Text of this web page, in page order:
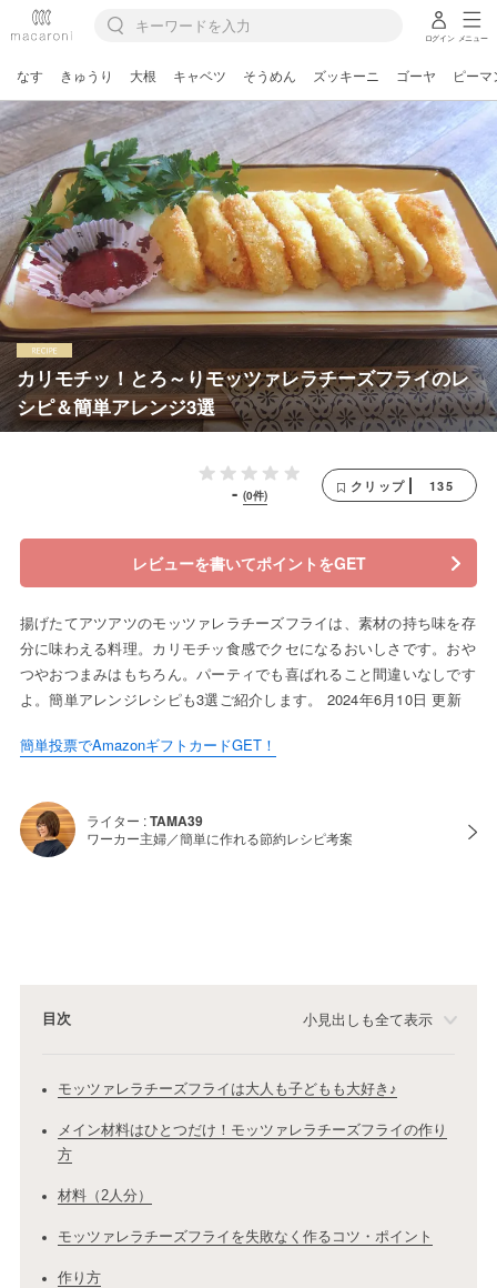
ログイン メニュー
なす きゅうり 大根 キャベツ そうめん ズッキーニ ゴーヤ ピーマ
カリモチッ！とろ～りモッツァレラチーズフライのレ
シピ＆簡単アレンジ3選
- (0件)
クリップ 135
レビューを書いてポイントをGET
揚げたてアツアツのモッツァレラチーズフライは、素材の持ち味を存
分に味わえる料理。カリモチッ食感でクセになるおいしさです。おや
つやおつまみはもちろん。パーティでも喜ばれること間違いなしです
よ。簡単アレンジレシピも3選ご紹介します。 2024年6月10日 更新
簡単投票でAmazonギフトカードGET！
ライター :TAMA39
ワーカー主婦／簡単に作れる節約レシピ考案
目次 小見出しも全て表示
モッツァレラチーズフライは大人も子どもも大好き♪
メイン材料はひとつだけ！モッツァレラチーズフライの作り
方
材料（2人分）
モッツァレラチーズフライを失敗なく作るコツ・ポイント
作り方